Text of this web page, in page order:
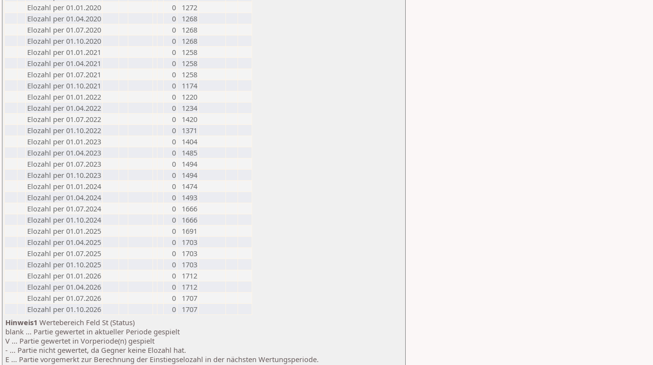
Elozahl per 01.01.2020
0
1272
Elozahl per 01.04.2020
0
1268
Elozahl per 01.07.2020
0
1268
Elozahl per 01.10.2020
0
1268
Elozahl per 01.01.2021
0
1258
Elozahl per 01.04.2021
0
1258
Elozahl per 01.07.2021
0
1258
Elozahl per 01.10.2021
0
1174
Elozahl per 01.01.2022
0
1220
Elozahl per 01.04.2022
0
1234
Elozahl per 01.07.2022
0
1420
Elozahl per 01.10.2022
0
1371
Elozahl per 01.01.2023
0
1404
Elozahl per 01.04.2023
0
1485
Elozahl per 01.07.2023
0
1494
Elozahl per 01.10.2023
0
1494
Elozahl per 01.01.2024
0
1474
Elozahl per 01.04.2024
0
1493
Elozahl per 01.07.2024
0
1666
Elozahl per 01.10.2024
0
1666
Elozahl per 01.01.2025
0
1691
Elozahl per 01.04.2025
0
1703
Elozahl per 01.07.2025
0
1703
Elozahl per 01.10.2025
0
1703
Elozahl per 01.01.2026
0
1712
Elozahl per 01.04.2026
0
1712
Elozahl per 01.07.2026
0
1707
Elozahl per 01.10.2026
0
1707
Hinweis1 Wertebereich Feld St (Status)
blank ... Partie gewertet in aktueller Periode gespielt
V ... Partie gewertet in Vorperiode(n) gespielt
- ... Partie nicht gewertet, da Gegner keine Elozahl hat.
E ... Partie vorgemerkt zur Berechnung der Einstiegselozahl in der nächsten Wertungsperiode.